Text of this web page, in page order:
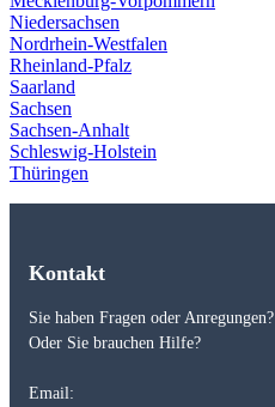
Niedersachsen
Nordrhein-Westfalen
Rheinland-Pfalz
Saarland
Sachsen
Sachsen-Anhalt
Schleswig-Holstein
Thüringen
Kontakt
Sie haben Fragen oder Anregungen?
Oder Sie brauchen Hilfe?
Email: